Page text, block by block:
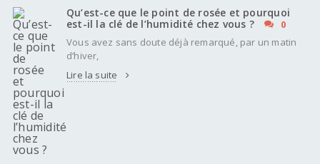
Qu’est-ce que le point de rosée et pourquoi
est-il la clé de l’humidité chez vous ?
0
Vous avez sans doute déjà remarqué, par un matin
d’hiver,
Lire la suite